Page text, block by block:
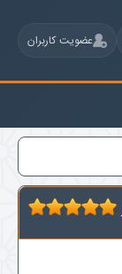
عضویت کاربران